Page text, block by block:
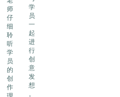
师
仔
细
聆
听
学
员
的
创
作
学
员
一
起
进
行
创
意
发
想
。